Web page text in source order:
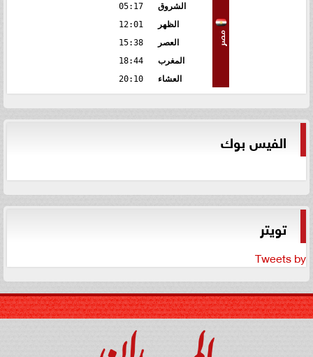
مصر
الشروق
05:17
الظهر
12:01
العصر
15:38
المغرب
18:44
العشاء
20:10
الفيس بوك
تويتر
Tweets by